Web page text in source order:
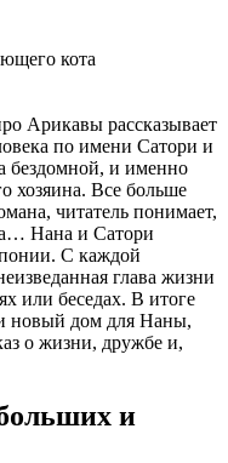
Арикавы рассказывает
по имени Сатори и
бездомной, и именно
хозяина. Все больше
читатель понимает,
Нана и Сатори
С каждой
глава жизни
или беседах. В итоге
новый дом для Наны,
о жизни, дружбе и,
и